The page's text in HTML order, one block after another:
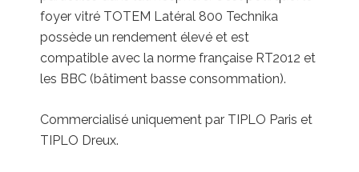
foyer vitré TOTEM Latéral 800 Technika
possède un rendement élevé et est
compatible avec la norme française RT2012 et
les BBC (bâtiment basse consommation).
Commercialisé uniquement par TIPLO Paris et
TIPLO Dreux.